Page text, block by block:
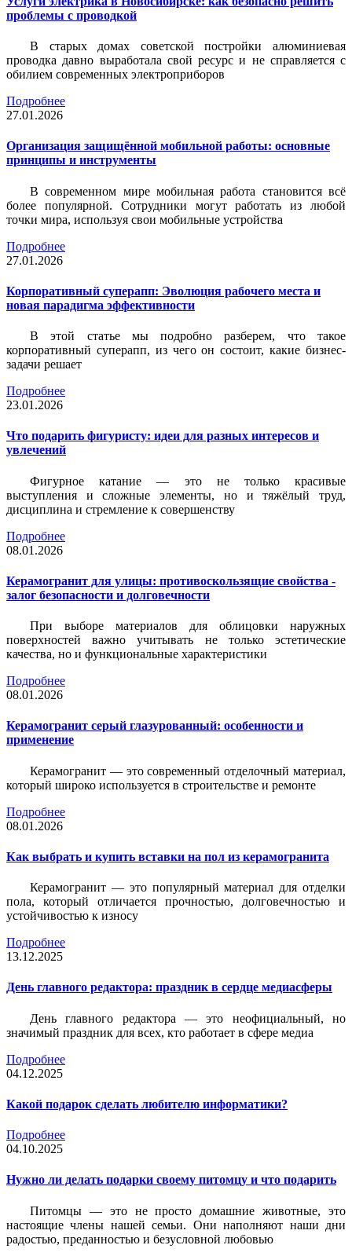
проблемы с проводкой
В старых домах советской постройки алюминиевая
проводка давно выработала свой ресурс и не справляется с
обилием современных электроприборов
Подробнее
27.01.2026
Организация защищённой мобильной работы: основные
принципы и инструменты
В современном мире мобильная работа становится всё
более популярной. Сотрудники могут работать из любой
точки мира, используя свои мобильные устройства
Подробнее
27.01.2026
Корпоративный суперапп: Эволюция рабочего места и
новая парадигма эффективности
В этой статье мы подробно разберем, что такое
корпоративный суперапп, из чего он состоит, какие бизнес-
задачи решает
Подробнее
23.01.2026
Что подарить фигуристу: идеи для разных интересов и
увлечений
Фигурное катание — это не только красивые
выступления и сложные элементы, но и тяжёлый труд,
дисциплина и стремление к совершенству
Подробнее
08.01.2026
Керамогранит для улицы: противоскользящие свойства -
залог безопасности и долговечности
При выборе материалов для облицовки наружных
поверхностей важно учитывать не только эстетические
качества, но и функциональные характеристики
Подробнее
08.01.2026
Керамогранит серый глазурованный: особенности и
применение
Керамогранит — это современный отделочный материал,
который широко используется в строительстве и ремонте
Подробнее
08.01.2026
Как выбрать и купить вставки на пол из керамогранита
Керамогранит — это популярный материал для отделки
пола, который отличается прочностью, долговечностью и
устойчивостью к износу
Подробнее
13.12.2025
День главного редактора: праздник в сердце медиасферы
День главного редактора — это неофициальный, но
значимый праздник для всех, кто работает в сфере медиа
Подробнее
04.12.2025
Какой подарок сделать любителю информатики?
Подробнее
04.10.2025
Нужно ли делать подарки своему питомцу и что подарить
Питомцы — это не просто домашние животные, это
настоящие члены нашей семьи. Они наполняют наши дни
радостью, преданностью и безусловной любовью